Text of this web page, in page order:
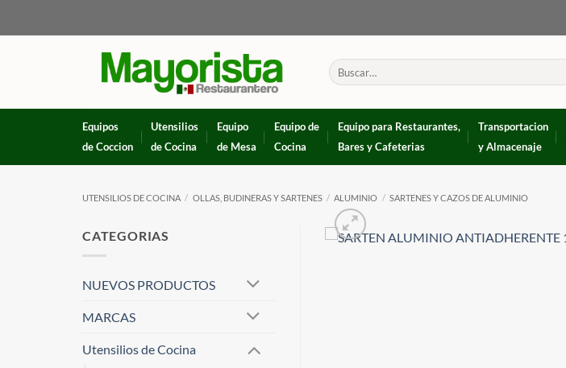
Buscar
por:
Equipos
de Coccion
Utensilios
de Cocina
Equipo
de Mesa
Equipo de
Cocina
Equipo para Restaurantes,
Bares y Cafeterias
Transportacion
y Almacenaje
UTENSILIOS DE COCINA / OLLAS, BUDINERAS Y SARTENES / ALUMINIO / SARTENES Y CAZOS DE ALUMINIO
CATEGORIAS
NUEVOS PRODUCTOS
MARCAS
Utensilios de Cocina